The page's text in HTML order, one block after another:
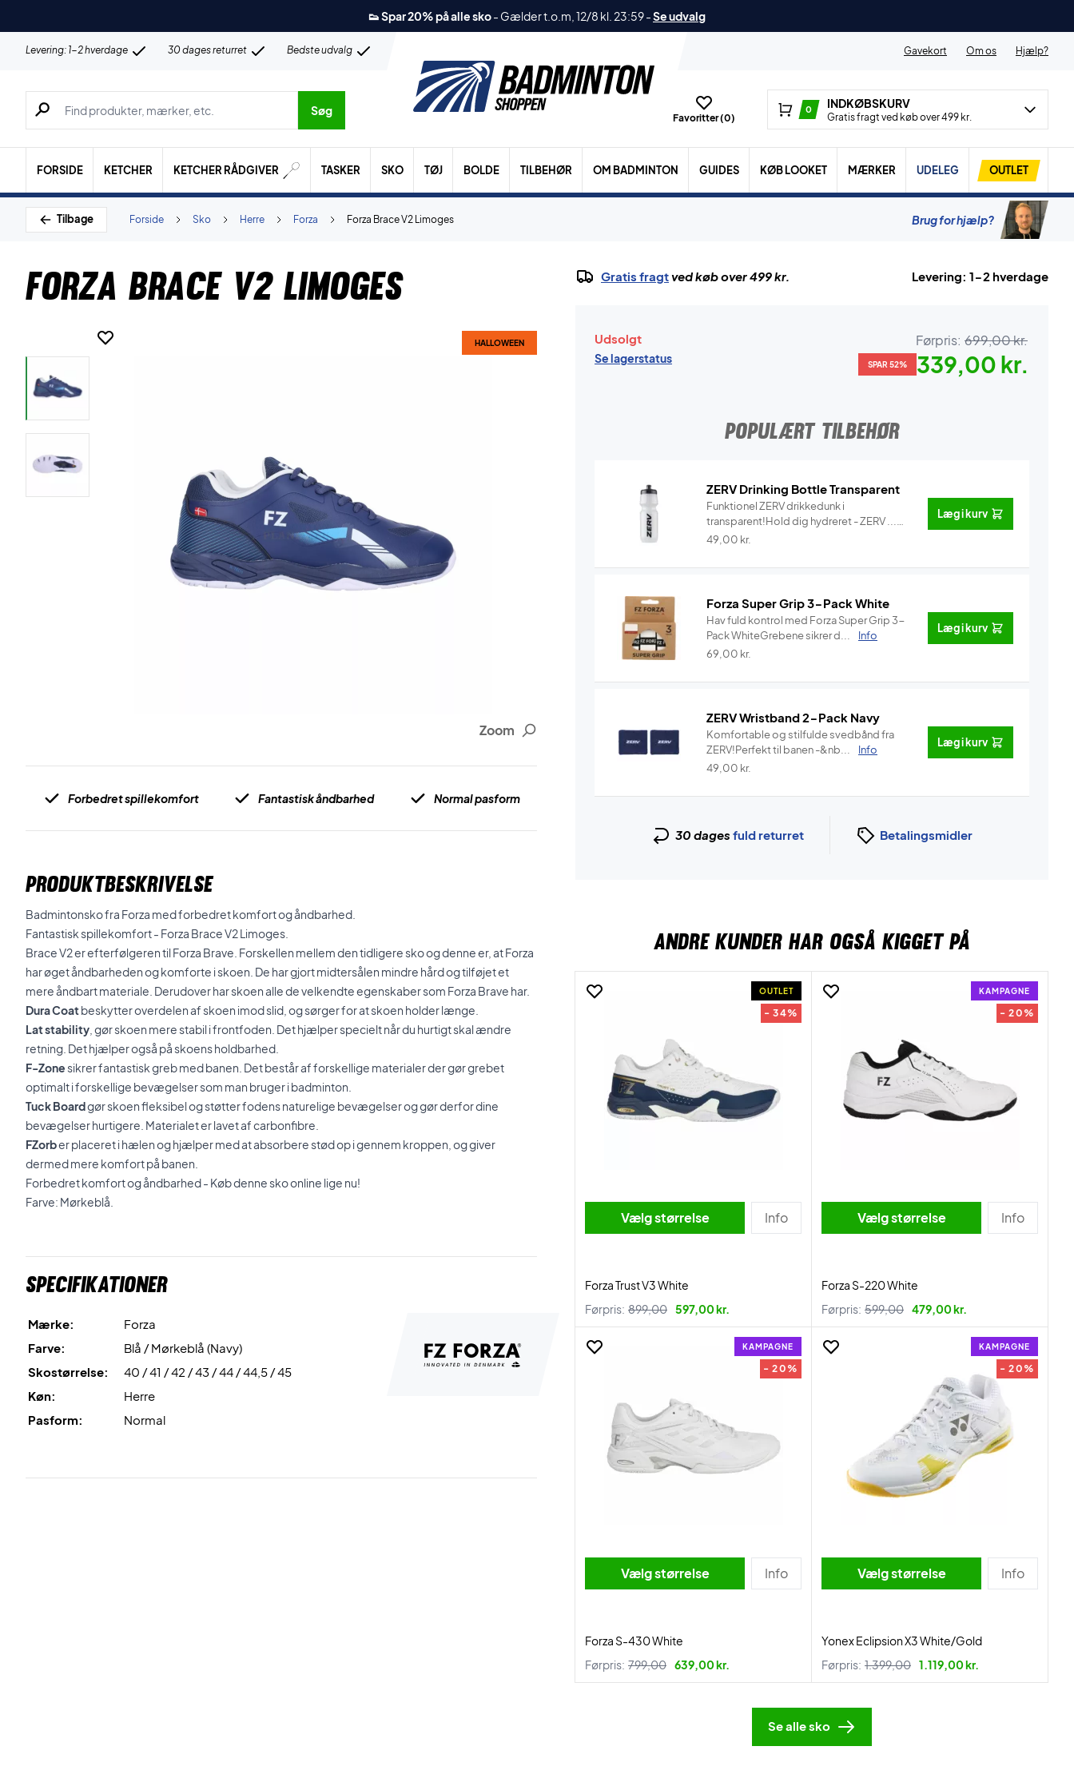
👟 Spar 20% på alle sko- Gælder t.o.m, 12/8 kl. 23:59-Se udvalg
Levering: 1-2 hverdage 30 dages returret Bedste udvalg Gavekort Om os Hjælp?
Søg efter produkter, mærker etc.
Søg
Favoritter (0)
0 INDKØBSKURV
Gratis fragt ved køb over 499 kr.
FORSIDE KETCHER KETCHER RÅDGIVER TASKER SKO TØJ BOLDE TILBEHØR OM BADMINTON GUIDES KØB LOOKET MÆRKER UDELEG OUTLET
Tilbage Forza Brace V2 Limoges
Forza
Herre
Sko
Forside Brug for hjælp?
Forza Brace V2 Limoges
Zoom
HALLOWEEN
Forbedret spillekomfort Fantastisk åndbarhed Normal pasform
PRODUKTBESKRIVELSE
Badmintonsko fra Forza med forbedret komfort og åndbarhed.
Fantastisk spillekomfort - Forza Brace V2 Limoges.
Brace V2 er efterfølgeren til Forza Brave. Forskellen mellem den tidligere sko og denne er, at Forza
har øget åndbarheden og komforte i skoen. De har gjort midtersålen mindre hård og tilføjet et
mere åndbart materiale. Derudover har skoen alle de velkendte egenskaber som Forza Brave har.
Dura Coatbeskytter overdelen af skoen imod slid, og sørger for at skoen holder længe.
Lat stability , gør skoen mere stabil i frontfoden. Det hjælper specielt når du hurtigt skal ændre
retning. Det hjælper også på skoens holdbarhed.
F-Zone sikrer fantastisk greb med banen. Det består af forskellige materialer der gør grebet
optimalt i forskellige bevægelser som man bruger i badminton.
Tuck Boardgør skoen fleksibel og støtter fodens naturelige bevægelser og gør derfor dine
bevægelser hurtigere. Materialet er lavet af carbonfibre.
FZorber placeret i hælen og hjælper med at absorbere stød op i gennem kroppen, og giver
dermed mere komfort på banen.
Forbedret komfort og åndbarhed - Køb denne sko online lige nu!
Farve: Mørkeblå.
Specifikationer
Mærke:
Forza
Farve:
Blå / Mørkeblå (Navy)
Skostørrelse:
40 / 41 / 42 / 43 / 44 / 44,5 / 45
Køn:
Herre
Pasform:
Normal
Gratis fragtved køb over 499 kr. Levering: 1-2 hverdage
Udsolgt
Se lagerstatus
Førpris: 699,00 kr.
SPAR 52% 339,00 kr.
POPULÆRT TILBEHØR
ZERV Drinking Bottle Transparent
Funktionel ZERV drikkedunk i
transparent!Hold dig hydreret - ZERV ...
Info
49,00 kr.
Læg i kurv
Forza Super Grip 3-Pack White
Hav fuld kontrol med Forza Super Grip 3-
Pack WhiteGrebene sikrer d...
Info
69,00 kr.
Læg i kurv
ZERV Wristband 2-Pack Navy
Komfortable og stilfulde svedbånd fra
ZERV!Perfekt til banen -&nb...
Info
49,00 kr.
Læg i kurv
30 dages fuld returret Betalingsmidler
ANDRE KUNDER HAR OGSÅ KIGGET PÅ
OUTLET
- 34%
Vælg størrelse Info
Forza Trust V3 White
Førpris: 899,00 597,00 kr.
KAMPAGNE
- 20%
Vælg størrelse Info
Forza S-220 White
Førpris: 599,00 479,00 kr.
KAMPAGNE
- 20%
Vælg størrelse Info
Forza S-430 White
Førpris: 799,00 639,00 kr.
KAMPAGNE
- 20%
Vælg størrelse Info
Yonex Eclipsion X3 White/Gold
Førpris: 1.399,00 1.119,00 kr.
Se alle sko